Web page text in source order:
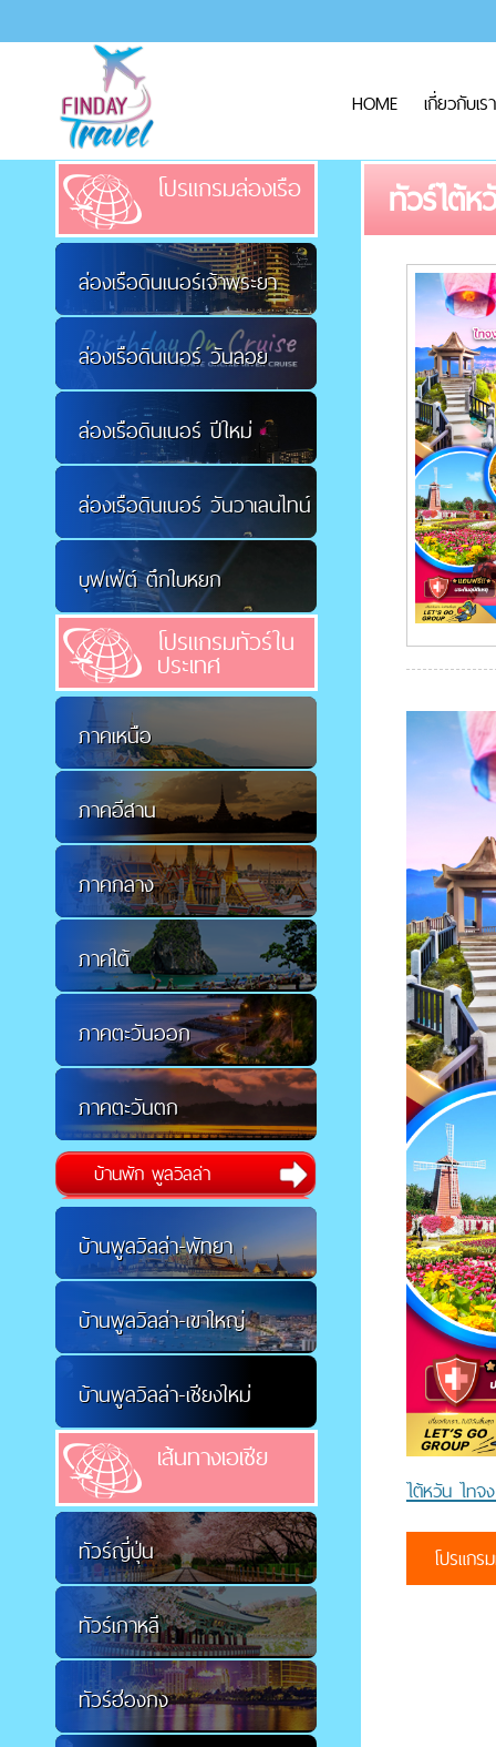
HOME เกี่ยวกับเรา
โปรแกรมล่องเรือ
ล่องเรือดินเนอร์เจ้าพระยา
ล่องเรือดินเนอร์ วันลอย
กระทง
ล่องเรือดินเนอร์ ปีใหม่
ล่องเรือดินเนอร์ วันวาเลนไทน์
บุฟเฟ่ต์ ตึกใบหยก
โปรแกรมทัวร์ใน
ประเทศ
ภาคเหนือ
ภาคอีสาน
ภาคกลาง
ภาคใต้
ภาคตะวันออก
ภาคตะวันตก
บ้านพัก พูลวิลล่า
บ้านพูลวิลล่า-พัทยา
บ้านพูลวิลล่า-เขาใหญ่
บ้านพูลวิลล่า-เชียงใหม่
เส้นทางเอเชีย
ทัวร์ญี่ปุ่น
ทัวร์เกาหลี
ทัวร์ฮ่องกง
ทัวร์ไต้ห
ไต้หวัน ไทจ
โปรแกร